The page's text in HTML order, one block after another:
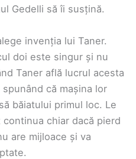
Gedelli să îi susțină.
invenția lui Taner.
doi este singur și nu
Taner află lucrul acesta
că mașina lor
băiatului primul loc. Le
chiar dacă pierd
are mijloace și va